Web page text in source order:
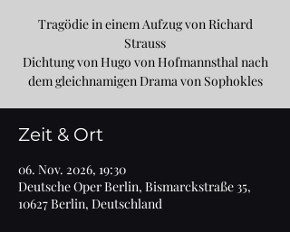
Tragödie in einem Aufzug von Richard
Strauss
Dichtung von Hugo von Hofmannsthal nach
dem gleichnamigen Drama von Sophokles
Zeit & Ort
06. Nov. 2026, 19:30
Deutsche Oper Berlin, Bismarckstraße 35,
10627 Berlin, Deutschland